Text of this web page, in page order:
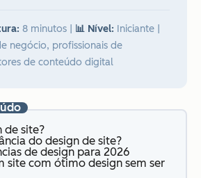
8 minutos 📊 Nível: Iniciante
negócio, profissionais de
de conteúdo digital
de site?
do design de site?
de design para 2026
site com ótimo design sem ser